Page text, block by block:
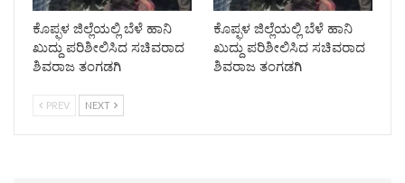
ಕೊಪ್ಫಳ ಜಿಲ್ಲೆಯಲ್ಲಿ ಬೆಳೆ ಹಾನಿ
ಖುದ್ದು ಪರಿಶೀಲಿಸಿದ ಸಚಿವರಾದ
ಶಿವರಾಜ ತಂಗಡಗಿ
ಕೊಪ್ಫಳ ಜಿಲ್ಲೆಯಲ್ಲಿ ಬೆಳೆ ಹಾನಿ
ಖುದ್ದು ಪರಿಶೀಲಿಸಿದ ಸಚಿವರಾದ
ಶಿವರಾಜ ತಂಗಡಗಿ
PREV NEXT